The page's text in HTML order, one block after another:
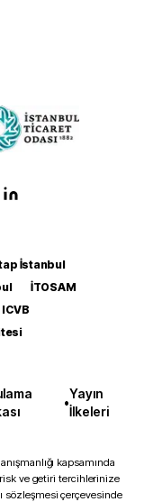
İstanbul
İTOSAM
ICVB
•
Yayın
İlkeleri
kapsamında
ve getiri tercihlerinize
sözleşmesi çerçevesinde